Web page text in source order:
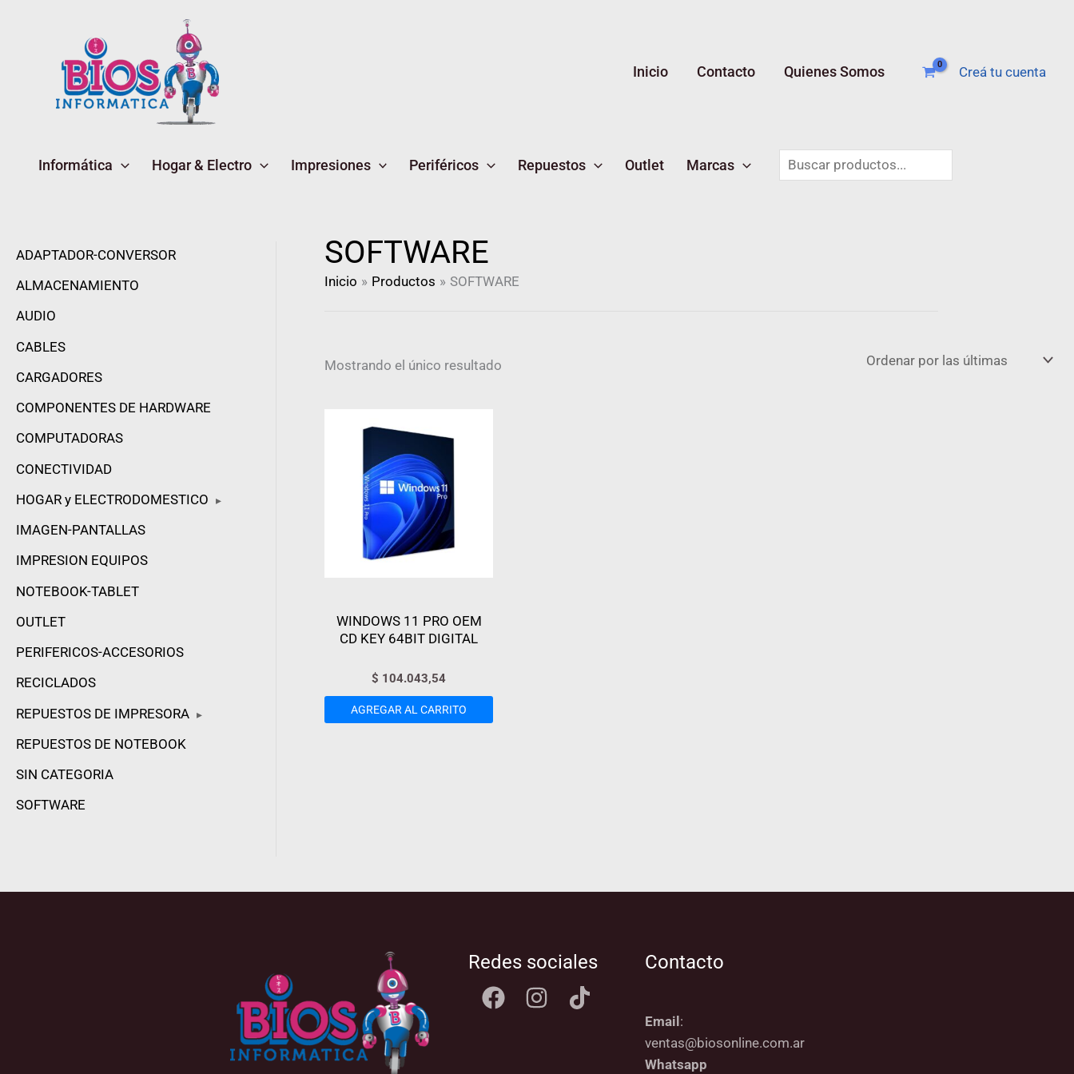
Inicio Contacto Quienes Somos Creá tu cuenta
Informática Hogar & Electro Impresiones Periféricos Repuestos Outlet Marcas
Buscar
ADAPTADOR-CONVERSOR
ALMACENAMIENTO
AUDIO
CABLES
CARGADORES
COMPONENTES DE HARDWARE
COMPUTADORAS
CONECTIVIDAD
HOGAR y ELECTRODOMESTICO
▸
IMAGEN-PANTALLAS
IMPRESION EQUIPOS
NOTEBOOK-TABLET
OUTLET
PERIFERICOS-ACCESORIOS
RECICLADOS
REPUESTOS DE IMPRESORA ▸
REPUESTOS DE NOTEBOOK
SIN CATEGORIA
SOFTWARE
SOFTWARE
Inicio Productos SOFTWARE
Mostrando el único resultado
WINDOWS 11 PRO OEM
CD KEY 64BIT DIGITAL
$ 104.043,54
AGREGAR AL CARRITO
Redes sociales Contacto
Email :
ventas@biosonline.com.ar
Whatsapp